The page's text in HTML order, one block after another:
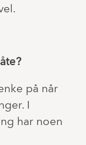
på når
I
har noen